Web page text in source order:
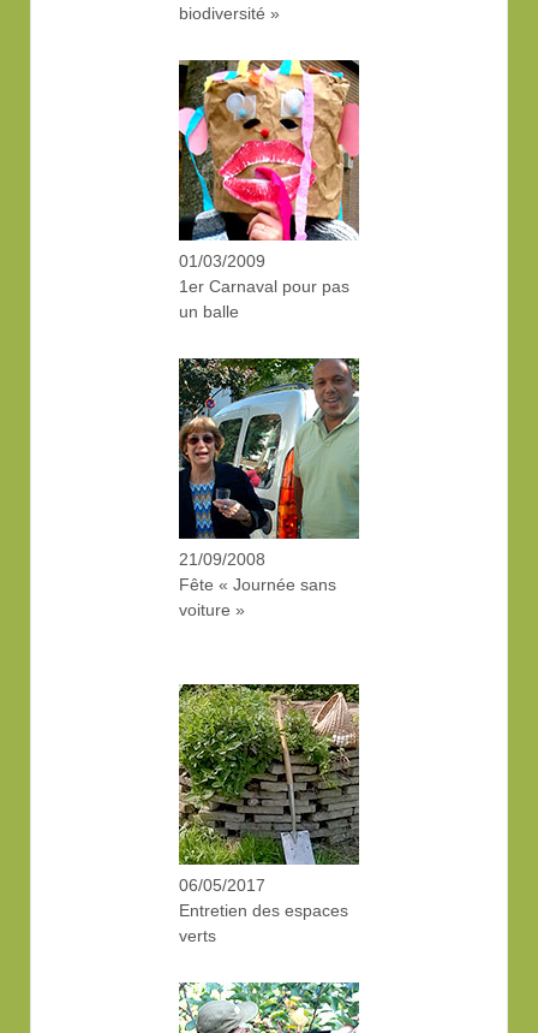
biodiversité »
01/03/2009
1er Carnaval pour pas
un balle
21/09/2008
Fête « Journée sans
voiture »
06/05/2017
Entretien des espaces
verts